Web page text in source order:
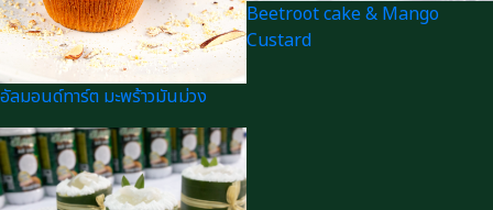
อัลมอนด์ทาร์ต มะพร้าวมันม่วง
Beetroot cake & Mango
Custard